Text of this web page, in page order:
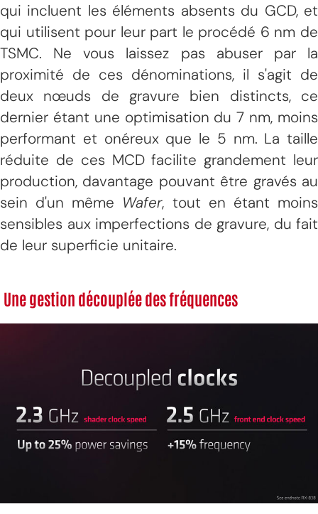
qui incluent les éléments absents du GCD, et
qui utilisent pour leur part le procédé 6 nm de
TSMC. Ne vous laissez pas abuser par la
proximité de ces dénominations, il s'agit de
deux nœuds de gravure bien distincts, ce
dernier étant une optimisation du 7 nm, moins
performant et onéreux que le 5 nm. La taille
réduite de ces MCD facilite grandement leur
production, davantage pouvant être gravés au
sein d'un même Wafer, tout en étant moins
sensibles aux imperfections de gravure, du fait
de leur superficie unitaire.
Une gestion découplée des fréquences